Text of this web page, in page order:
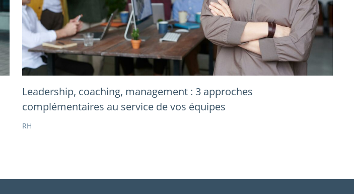
Leadership, coaching, management : 3 approches
complémentaires au service de vos équipes
RH